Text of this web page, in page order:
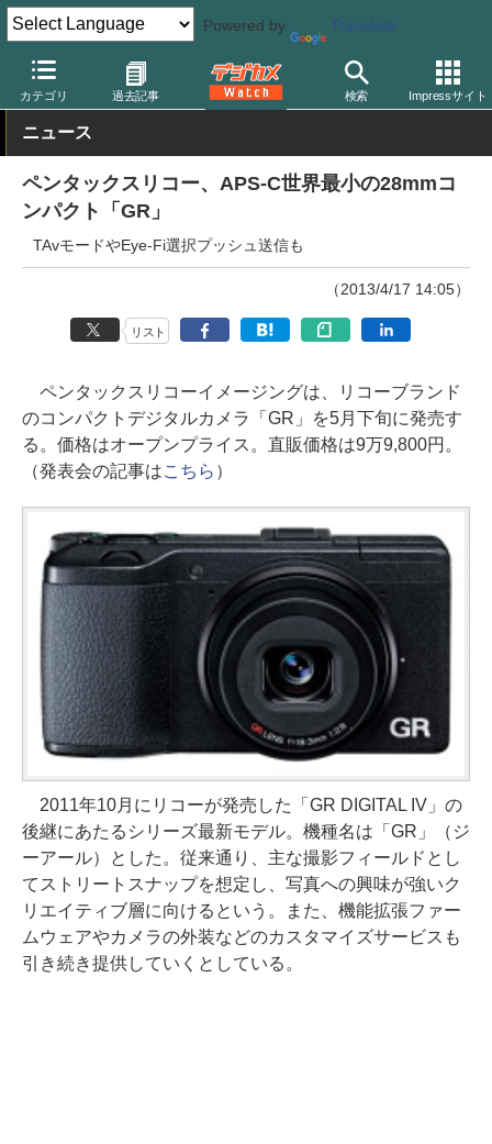
Powered by Translate
カテゴリ 過去記事 検索 Impressサイト
デジカメ Watch カメラ レンズ一体型（コンパクト）カメラ リ
ニュース
ペンタックスリコー、APS-C世界最小の28mmコ
ンパクト「GR」
TAvモードやEye-Fi選択プッシュ送信も
（2013/4/17 14:05）
リスト
ペンタックスリコーイメージングは、リコーブランド
のコンパクトデジタルカメラ「GR」を5月下旬に発売す
る。価格はオープンプライス。直販価格は9万9,800円。
（発表会の記事はこちら ）
2011年10月にリコーが発売した「GR DIGITAL IV」の
後継にあたるシリーズ最新モデル。機種名は「GR」（ジ
ーアール）とした。従来通り、主な撮影フィールドとし
てストリートスナップを想定し、写真への興味が強いク
リエイティブ層に向けるという。また、機能拡張ファー
ムウェアやカメラの外装などのカスタマイズサービスも
引き続き提供していくとしている。